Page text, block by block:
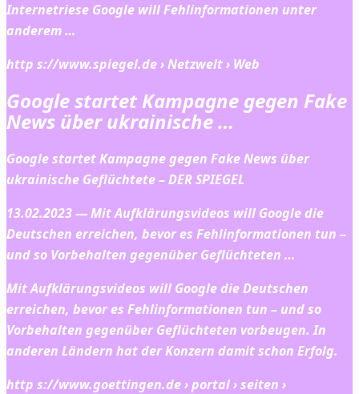
Internetriese Google will Fehlinformationen unter
anderem …
http s://www.spiegel.de › Netzwelt › Web
Google startet Kampagne gegen Fake
News über ukrainische …
Google startet Kampagne gegen Fake News über
ukrainische Geflüchtete – DER SPIEGEL
13.02.2023 — Mit Aufklärungsvideos will Google die
Deutschen erreichen, bevor es Fehlinformationen tun –
und so Vorbehalten gegenüber Geflüchteten …
Mit Aufklärungsvideos will Google die Deutschen
erreichen, bevor es Fehlinformationen tun – und so
Vorbehalten gegenüber Geflüchteten vorbeugen. In
anderen Ländern hat der Konzern damit schon Erfolg.
http s://www.goettingen.de › portal › seiten ›